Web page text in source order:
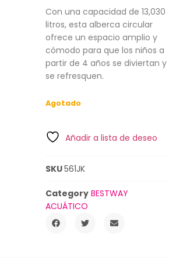
Con una capacidad de 13,030
litros, esta alberca circular
ofrece un espacio amplio y
cómodo para que los niños a
partir de 4 años se diviertan y
se refresquen.
Agotado
Añadir a lista de deseo
SKU561JK
Category BESTWAY
ACUÁTICO